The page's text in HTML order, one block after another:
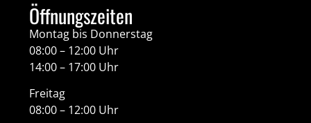
Öffnungszeiten
Montag bis Donnerstag
08:00 – 12:00 Uhr
14:00 – 17:00 Uhr
Freitag
08:00 – 12:00 Uhr